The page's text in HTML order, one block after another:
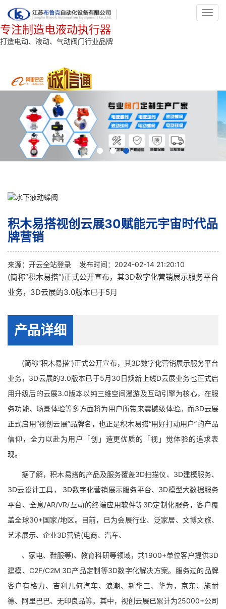
专注制造电液动执行器
打造电动、液动、气动阀门行业品牌
积木易搭视创云展30赋能元宇宙时代品
牌营销
来源： 开云全站登录 发布时间：2024-02-14 21:20:10
(简称“积木易搭”)正式公开宣布，其3D数字化营销展示服务平台
业务，3D云展的3.0版本已于5月
产品详细
(简称“积木易搭”)正式公开宣布，其3D数字化营销展示服务平台
业务，3D云展的3.0版本已于5月30日焕新上线D云展业务也正式启
用升级后的云展3.0版本以纯三维空间漫游及互动引擎为核心，在服
务功能、场景体验等多方面将为用户所带来震撼级体验。而3D云展
正式启用“视创云展”品牌名，也正是积木易搭“用好打动用户”的产品
信仰，全力以赴为用户「创」造更优质的「视」觉体验的追求表
现。
据了解，积木易搭的产品及服务覆盖3D扫描仪、3D建模服务、
3D云设计工具， 3D数字化营销展示服务平台、3D模型大数据服务
平台、全息/AR/VR/互动的终端应用软件等3D定制化服务，客户覆
盖全球30+国家/地区。目前，已为会展行业、泛家居、文博文旅、
艺术展示、企业3D营销(电商、汽车、
、家电、鞋服等)、教育科研等领域，共1900+单位客户提供3D
建模、C2F/C2M 3D产品定制等3D数字化解决方案。服务过的品牌
客户有格力、吉利几何汽车、浪潮、新华三、华为，京东、施耐
德、阿里巴巴、无印良品等。其中，视创云展已累计为25000+公司